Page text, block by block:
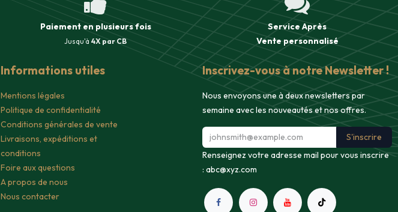
Paiement en plusieurs fois
Jusqu'à 4X par CB
Service Après
Ventepersonnalisé
Informations utiles
Mentions légales
Politique de confidentialité
Conditions générales de vente
Livraisons, expéditions et
conditions
Foire aux questions
A propos de nous
Nous contacter
Inscrivez-vous à notre Newsletter !
Nous envoyons une à deux newsletters par
semaine avec les nouveautés et nos offres.
S'inscrire
Renseignez votre adresse mail pour vous inscrire
: abc@xyz.com